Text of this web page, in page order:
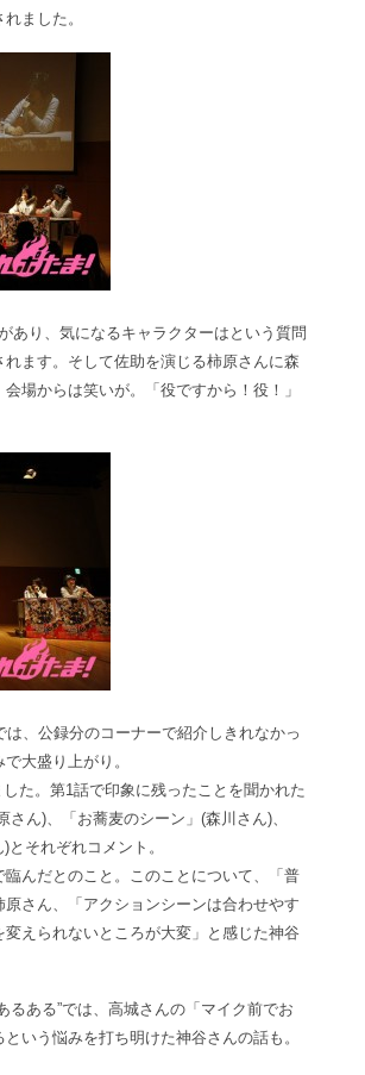
ました。
あり、気になるキャラクターはという質問
ます。そして佐助を演じる柿原さんに森
場からは笑いが。「役ですから！役！」
、公録分のコーナーで紹介しきれなかっ
大盛り上がり。
た。第1話で印象に残ったことを聞かれた
ん)、「お蕎麦のシーン」(森川さん)、
それぞれコメント。
んだとのこと。このことについて、「普
さん、「アクションシーンは合わせやす
えられないところが大変」と感じた神谷
るある”では、高城さんの「マイク前でお
いう悩みを打ち明けた神谷さんの話も。